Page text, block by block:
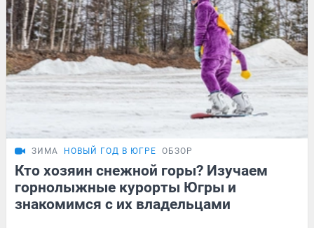
ЗИМА НОВЫЙ ГОД В ЮГРЕ ОБЗОР
Кто хозяин снежной горы? Изучаем
горнолыжные курорты Югры и
знакомимся с их владельцами